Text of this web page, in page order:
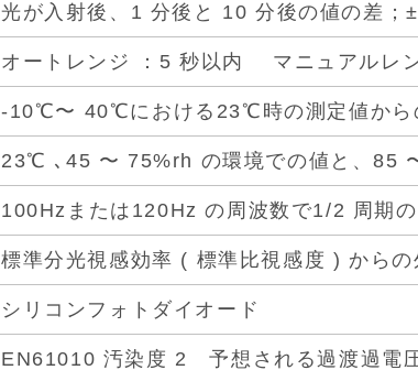
光が入射後、1 分後と 10 分後の値の差；
オートレンジ ：5 秒以内 マニュアルレ
-10℃〜 40℃における23℃時の測定値から
23℃ ､45 〜 75%rh の環境での値と、85
100Hzまたは120Hz の周波数で1/2 周期
標準分光視感効率 ( 標準比視感度 ) からの
シリコンフォトダイオード
EN61010 汚染度 2 予想される過渡過電